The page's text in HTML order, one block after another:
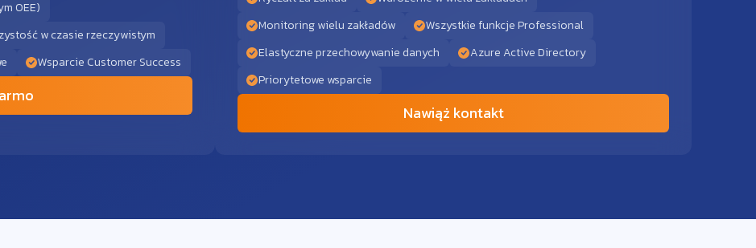
OEE)
w czasie rzeczywistym
Wsparcie Customer Success
Monitoring wielu zakładów
Wszystkie funkcje Professional
Elastyczne przechowywanie danych
Azure Active Directory
Priorytetowe wsparcie
Nawiąż kontakt